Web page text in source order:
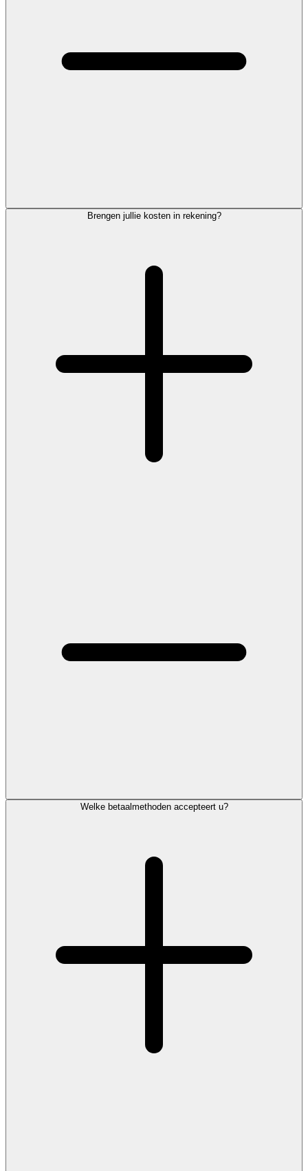
Brengen jullie kosten in rekening?
Welke betaalmethoden accepteert u?